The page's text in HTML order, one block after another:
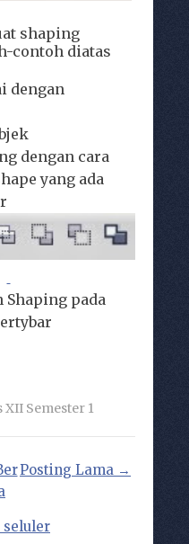
shaping
contoh diatas
dengan
dengan cara
yang ada
Shaping pada
XII Semester 1
Posting Lama →